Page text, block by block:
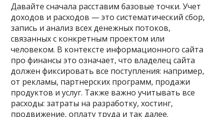
Давайте сначала расставим базовые точки. Учет
доходов и расходов — это систематический сбор,
запись и анализ всех денежных потоков,
связанных с конкретным проектом или
человеком. В контексте информационного сайта
про финансы это означает, что владелец сайта
должен фиксировать все поступления: например,
от рекламы, партнерских программ, продажи
продуктов и услуг. Также важно учитывать все
расходы: затраты на разработку, хостинг,
продвижение, оплату труда и так далее.